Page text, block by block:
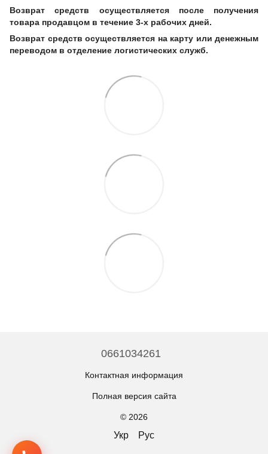
Возврат средств осуществляется после получения
товара продавцом в течение 3-х рабочих дней.
Возврат средств осуществляется на карту или денежным
переводом в отделение логистических служб.
0661034261
Контактная информация
Полная версия сайта
© 2026
Укр Рус